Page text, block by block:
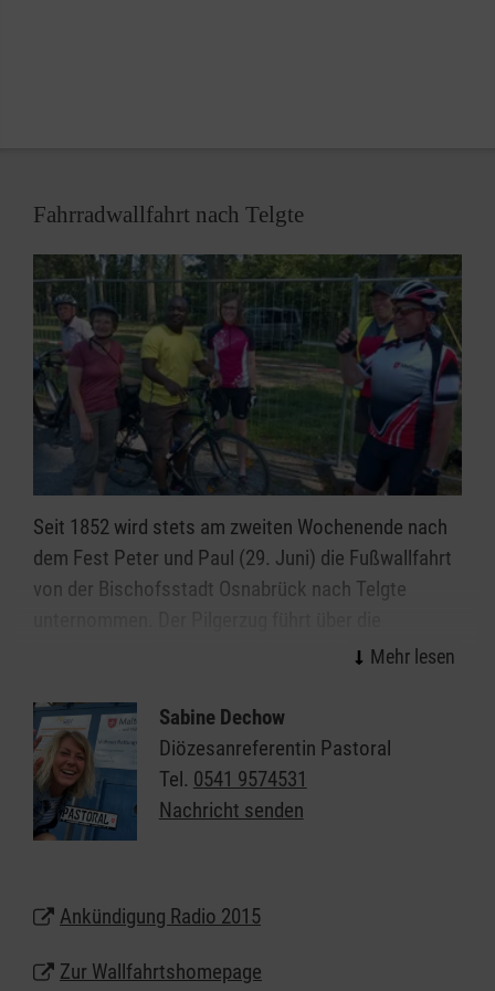
Fahrradwallfahrt nach Telgte
Seit 1852 wird stets am zweiten Wochenende nach
dem Fest Peter und Paul (29. Juni) die Fußwallfahrt
von der Bischofsstadt Osnabrück nach Telgte
Bundesstraße (B51) nach Telgte und zieht nicht über
Orte. Dort schließen sich jeweils zahlreiche
Pilgergruppen der Kirchengemeinden, Verbände,
Vereine und Initiativen an. Aus einer Laienbewegung
von etwa fünfundzwanzig Katholiken, vornehmlich
aus der Gemeinde St. Johann in Osnabrück, hat sich
Fußwallfahrt in Deutschland entwickelt. Während
sich in der Vergangenheit ausschließlich Teilnehmer
Sabine Dechow
Diözesanreferentin Pastoral
Tel. 0541 9574531
Nachricht senden
Ankündigung Radio 2015
Zur Wallfahrtshomepage